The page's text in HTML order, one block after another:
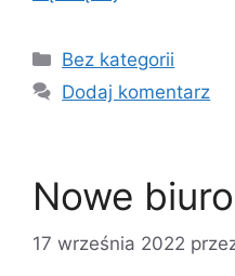
Kategorie
Bez kategorii
Dodaj komentarz
Nowe
17 września 2022